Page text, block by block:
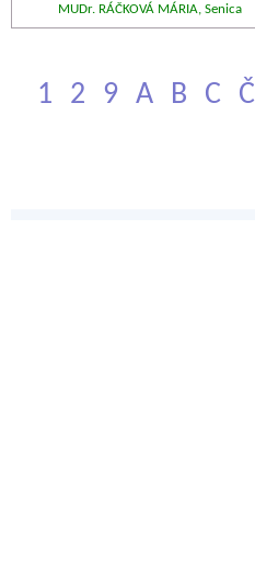
MUDr. RÁČKOVÁ MÁRIA, Senica
1 2 9 A B C Č